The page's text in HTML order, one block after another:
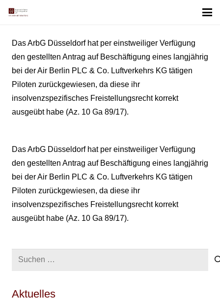
Das ArbG Düsseldorf hat per einstweiliger Verfügung
den gestellten Antrag auf Beschäftigung eines langjährig
bei der Air Berlin PLC & Co. Luftverkehrs KG tätigen
Piloten zurückgewiesen, da diese ihr
insolvenzspezifisches Freistellungsrecht korrekt
ausgeübt habe (Az. 10 Ga 89/17).
Das ArbG Düsseldorf hat per einstweiliger Verfügung
den gestellten Antrag auf Beschäftigung eines langjährig
bei der Air Berlin PLC & Co. Luftverkehrs KG tätigen
Piloten zurückgewiesen, da diese ihr
insolvenzspezifisches Freistellungsrecht korrekt
ausgeübt habe (Az. 10 Ga 89/17).
Suchen
Aktuelles